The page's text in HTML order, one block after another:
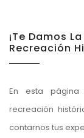
¡Te Damos
Recreación
En esta página
recreación
contarnos tus